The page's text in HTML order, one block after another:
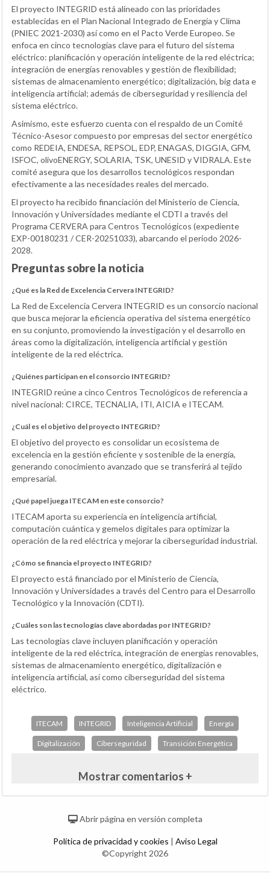
El proyecto INTEGRID está alineado con las prioridades
establecidas en el Plan Nacional Integrado de Energía y Clima
(PNIEC 2021-2030) así como en el Pacto Verde Europeo. Se
enfoca en cinco tecnologías clave para el futuro del sistema
eléctrico: planificación y operación inteligente de la red eléctrica;
integración de energías renovables y gestión de flexibilidad;
sistemas de almacenamiento energético; digitalización, big data e
inteligencia artificial; además de ciberseguridad y resiliencia del
sistema eléctrico.
Asimismo, este esfuerzo cuenta con el respaldo de un Comité
Técnico-Asesor compuesto por empresas del sector energético
como REDEIA, ENDESA, REPSOL, EDP, ENAGAS, DIGGIA, GFM,
ISFOC, olivoENERGY, SOLARIA, TSK, UNESID y VIDRALA. Este
comité asegura que los desarrollos tecnológicos respondan
efectivamente a las necesidades reales del mercado.
El proyecto ha recibido financiación del Ministerio de Ciencia,
Innovación y Universidades mediante el CDTI a través del
Programa CERVERA para Centros Tecnológicos (expediente
EXP-00180231 / CER-20251033), abarcando el periodo 2026-
2028.
Preguntas sobre la noticia
¿Qué es la Red de Excelencia Cervera INTEGRID?
La Red de Excelencia Cervera INTEGRID es un consorcio nacional
que busca mejorar la eficiencia operativa del sistema energético
en su conjunto, promoviendo la investigación y el desarrollo en
áreas como la digitalización, inteligencia artificial y gestión
inteligente de la red eléctrica.
¿Quiénes participan en el consorcio INTEGRID?
INTEGRID reúne a cinco Centros Tecnológicos de referencia a
nivel nacional: CIRCE, TECNALIA, ITI, AICIA e ITECAM.
¿Cuál es el objetivo del proyecto INTEGRID?
El objetivo del proyecto es consolidar un ecosistema de
excelencia en la gestión eficiente y sostenible de la energía,
generando conocimiento avanzado que se transferirá al tejido
empresarial.
¿Qué papel juega ITECAM en este consorcio?
ITECAM aporta su experiencia en inteligencia artificial,
computación cuántica y gemelos digitales para optimizar la
operación de la red eléctrica y mejorar la ciberseguridad industrial.
¿Cómo se financia el proyecto INTEGRID?
El proyecto está financiado por el Ministerio de Ciencia,
Innovación y Universidades a través del Centro para el Desarrollo
Tecnológico y la Innovación (CDTI).
¿Cuáles son las tecnologías clave abordadas por INTEGRID?
Las tecnologías clave incluyen planificación y operación
inteligente de la red eléctrica, integración de energías renovables,
sistemas de almacenamiento energético, digitalización e
inteligencia artificial, así como ciberseguridad del sistema
eléctrico.
ITECAM INTEGRID Inteligencia Artificial Energía
Digitalización Ciberseguridad Transición Energética
Mostrar comentarios +
Abrir página en versión completa
Política de privacidad y cookies | Aviso Legal
©Copyright 2026